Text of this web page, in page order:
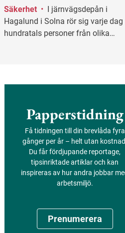
Säkerhet •
Hagalund i Solna rör sig varje dag
hundratals personer från olika
Papperstidning
Få tidningen till din brevlåda fyra
gånger per år – helt utan
Du får fördjupande reportage,
tipsinriktade artiklar och kan
inspireras av hur andra jobbar
arbetsmiljö.
Prenumerera